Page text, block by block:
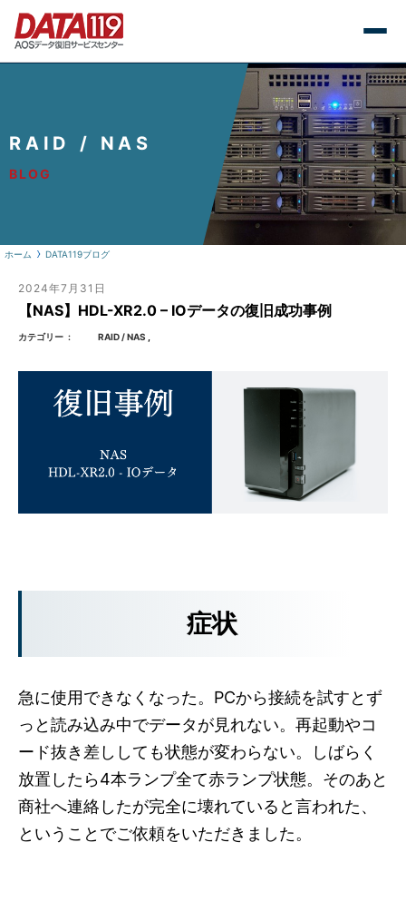
RAID / NAS
BLOG
ホーム DATA119ブログ
2024年7月31日
【NAS】HDL-XR2.0 – IOデータの復旧成功事例
カテゴリー RAID / NAS
症状
急に使用できなくなった。PCから接続を試すとず
っと読み込み中でデータが見れない。再起動やコ
ード抜き差ししても状態が変わらない。しばらく
放置したら4本ランプ全て赤ランプ状態。そのあと
商社へ連絡したが完全に壊れていると言われた、
ということでご依頼をいただきました。